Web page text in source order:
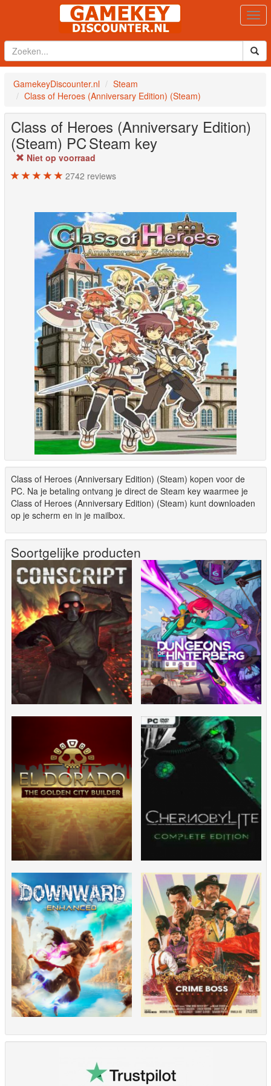
GamekeyDiscounter.nl
Steam
Class of Heroes (Anniversary Edition) (Steam)
Class of Heroes (Anniversary Edition)
(Steam) PCSteam key
Niet op voorraad
2742 reviews
Class of Heroes (Anniversary Edition) (Steam) kopen voor de
PC. Na je betaling ontvang je direct de Steam key waarmee je
Class of Heroes (Anniversary Edition) (Steam) kunt downloaden
op je scherm en in je mailbox.
Soortgelijke producten